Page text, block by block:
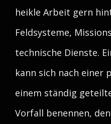
heikle Arbeit gern
Feldsysteme,
technische Dienste.
kann sich nach einer
einem ständig
Vorfall benennen,